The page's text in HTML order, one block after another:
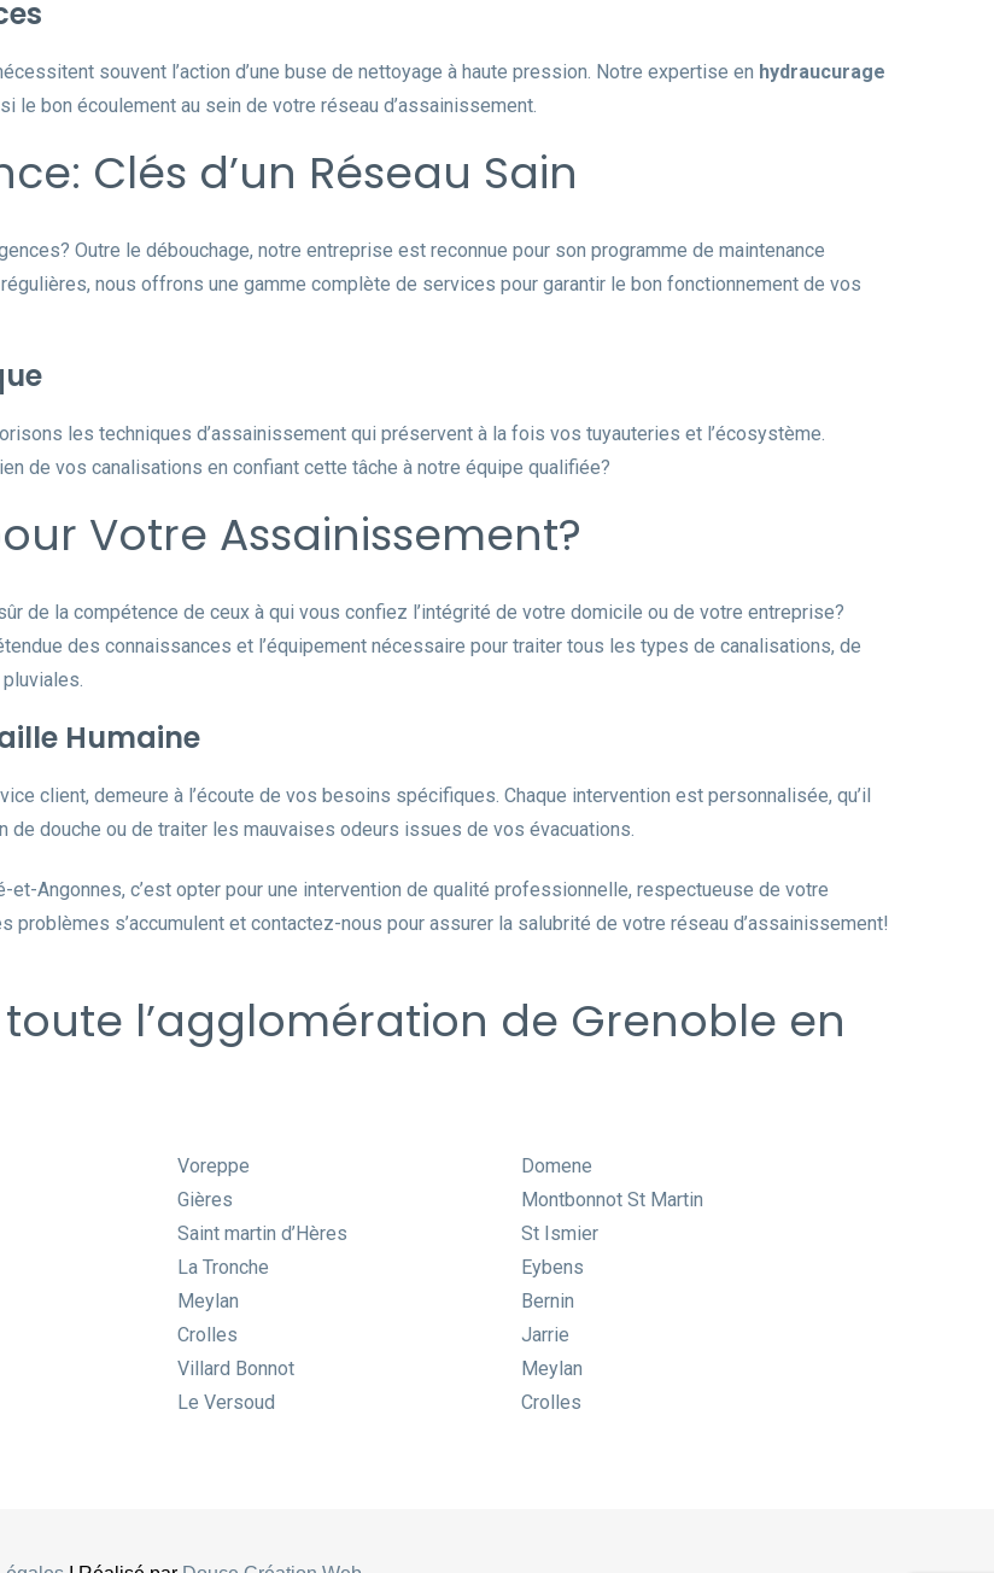
souvent l’action d’une buse de nettoyage à haute pression. Notre expertise en hydraucurage
bon écoulement au sein de votre réseau d’assainissement.
Clés d’un Réseau Sain
Outre le débouchage, notre entreprise est reconnue pour son programme de maintenance
nous offrons une gamme complète de services pour garantir le bon fonctionnement de vos
les techniques d’assainissement qui préservent à la fois vos tuyauteries et l’écosystème.
de vos canalisations en confiant cette tâche à notre équipe qualifiée?
Votre Assainissement?
de la compétence de ceux à qui vous confiez l’intégrité de votre domicile ou de votre entreprise?
des connaissances et l’équipement nécessaire pour traiter tous les types de canalisations, de
Humaine
client, demeure à l’écoute de vos besoins spécifiques. Chaque intervention est personnalisée, qu’il
de douche ou de traiter les mauvaises odeurs issues de vos évacuations.
Angonnes, c’est opter pour une intervention de qualité professionnelle, respectueuse de votre
problèmes s’accumulent et contactez-nous pour assurer la salubrité de votre réseau d’assainissement!
toute l’agglomération de Grenoble en
Voreppe
Gières
Saint martin d’Hères
La Tronche
Meylan
Crolles
Villard Bonnot
Le Versoud
Domene
Montbonnot St Martin
St Ismier
Eybens
Bernin
Jarrie
Meylan
Crolles